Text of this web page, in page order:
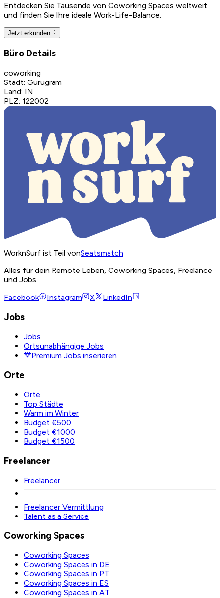
Entdecken Sie Tausende von Coworking Spaces weltweit
und finden Sie Ihre ideale Work-Life-Balance.
Jetzt erkunden
Büro Details
coworking
Stadt: Gurugram
Land: IN
PLZ: 122002
WorknSurf ist Teil vonSeatsmatch
Alles für dein Remote Leben, Coworking Spaces, Freelance
und Jobs.
Facebook
Instagram X LinkedIn
Jobs
Jobs
Ortsunabhängige Jobs
Premium Jobs inserieren
Orte
Orte
Top Städte
Warm im Winter
Budget €500
Budget €1000
Budget €1500
Freelancer
Freelancer
Freelancer Vermittlung
Talent as a Service
Coworking Spaces
Coworking Spaces
Coworking Spaces in DE
Coworking Spaces in PT
Coworking Spaces in ES
Coworking Spaces in AT